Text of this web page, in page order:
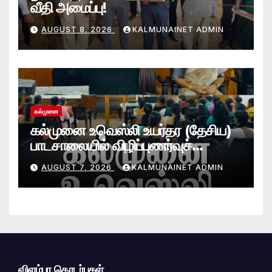
வீதி அமைப்பு!
AUGUST 8, 2026 KALMUNAINET ADMIN
கல்முனை
கல்முனை உவெஸ்லி உயர்தர (தேசிய)
பாடசாலையில் விழிப்புணர்வுச்
செயலமர்வு
AUGUST 7, 2026 KALMUNAINET ADMIN
விளம்பர தொடர்புகள்